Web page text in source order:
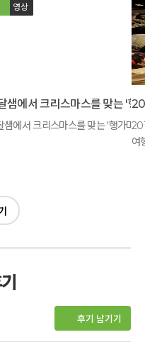
영상
샘에서 크리스마스를 맞는 '행가마'
여
후기 남기기